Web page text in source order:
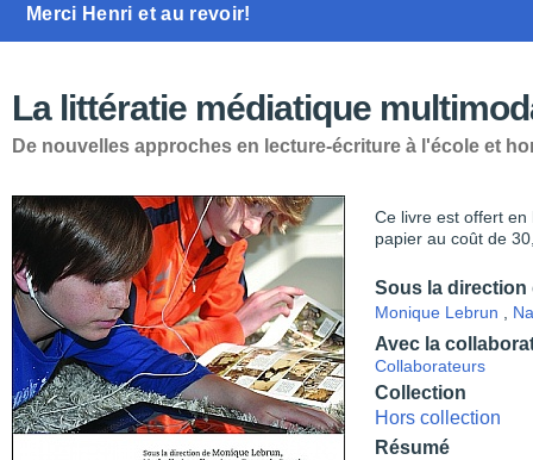
Merci Henri et au revoir!
La littératie médiatique
De nouvelles approches en lecture-écriture à l'école et
Ce livre est offert en
papier au coût de
Sous la direction
Monique Lebrun
Avec la
Collaborateurs
Collection
Hors collection
Résumé